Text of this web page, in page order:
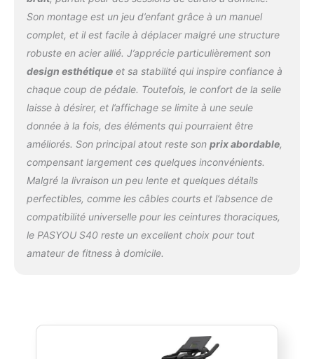
garantie : nous sommes fiers de notre
excellent service client. Notre équipe est à
votre disposition 24 heures sur 24 pour vous
aider si vous avez des questions ou des
problèmes. En outre, nous offrons une
vous offrir une expérience d'entraînement
sans soucis.
Son montage est un jeu d’enfant grâce à un manuel
complet, et il est facile à déplacer malgré une structure
robuste en acier allié. J’apprécie particulièrement son
design esthétiqueet sa stabilité qui inspire confiance à
chaque coup de pédale. Toutefois, le confort de la selle
laisse à désirer, et l’affichage se limite à une seule
donnée à la fois, des éléments qui pourraient être
améliorés. Son principal atout reste son prix abordable,
compensant largement ces quelques inconvénients.
Malgré la livraison un peu lente et quelques détails
perfectibles, comme les câbles courts et l’absence de
compatibilité universelle pour les ceintures thoraciques,
le PASYOU S40 reste un excellent choix pour tout
amateur de fitness à domicile.